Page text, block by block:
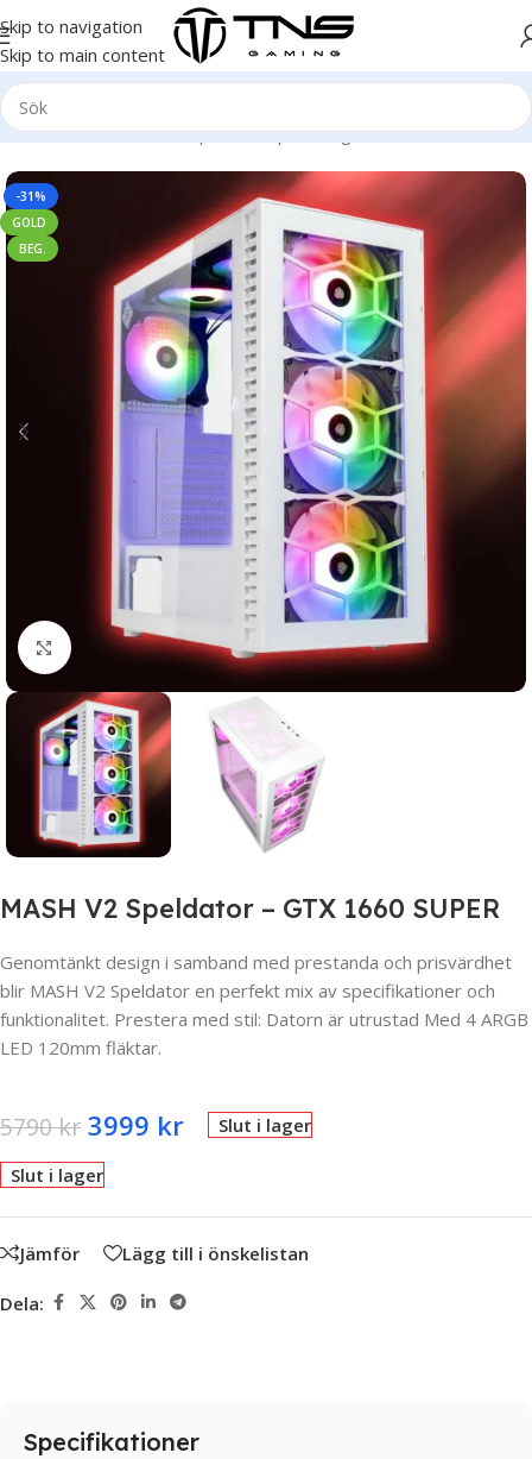
Skip to navigation
Skip to main content
Hem/Stationär dator/Speldator | Gamingdator/Gold klass
-31%
GOLD
BEG.
Click to enlarge
MASH V2 Speldator – GTX 1660 SUPER
Genomtänkt design i samband med prestanda och prisvärdhet
blir MASH V2 Speldator en perfekt mix av specifikationer och
funktionalitet. Prestera med stil: Datorn är utrustad Med 4 ARGB
LED 120mm fläktar.
5790kr 3999 kr Slut i lager
Slut i lager
Jämför Lägg till i önskelistan
Dela:
Specifikationer